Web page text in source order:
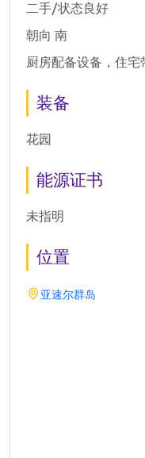
二手/状态良好
朝向 南
厨房配备设备，住宅
装备
花园
能源证书
未指明
位置
亚速尔群岛